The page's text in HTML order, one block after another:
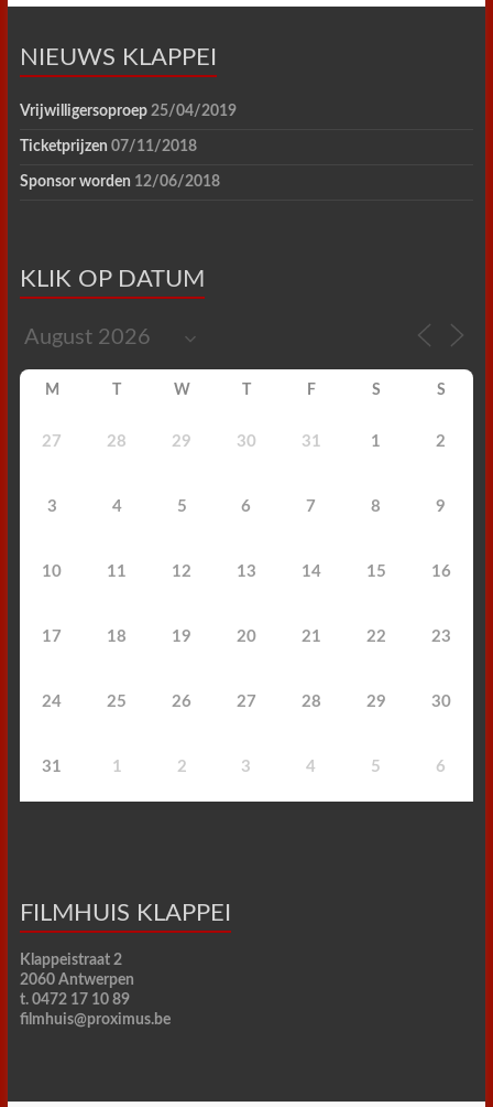
NIEUWS KLAPPEI
Vrijwilligersoproep 25/04/2019
Ticketprijzen 07/11/2018
Sponsor worden 12/06/2018
KLIK OP DATUM
M W F S S
27 28 29 30 31 1 2
3 4 5 6 7 8 9
10 11 12 13 14 15 16
17 18 19 20 21 22 23
24 25 26 27 28 29 30
31 1 2 3 4 5 6
FILMHUIS KLAPPEI
Klappeistraat 2
2060 Antwerpen
t. 0472 17 10 89
filmhuis@proximus.be